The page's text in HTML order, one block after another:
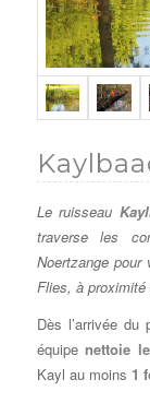
Le ruisseau
traverse les
Noertzange pour
Flies, à proximité
Dès l’arrivée du
équipe nettoie
Kayl au moins 1